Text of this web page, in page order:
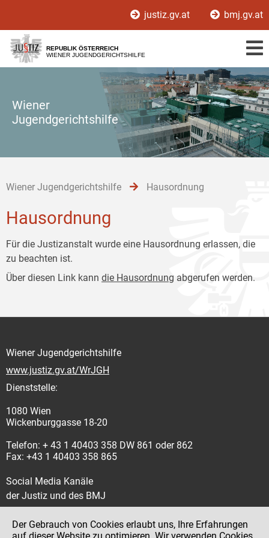
[1]
[2]
[3]
justiz.gv.at bmj.gv.at
REPUBLIK ÖSTERREICH
WIENER JUGENDGERICHTSHILFE
Wiener
Jugendgerichtshilfe
Wiener Jugendgerichtshilfe Hausordnung
Hausordnung
Für die Justizanstalt wurde eine Hausordnung erlassen, die
zu beachten ist.
Über diesen Link kann die Hausordnung abgerufen werden.
Wiener Jugendgerichtshilfe
www.justiz.gv.at/WrJGH
Dienststelle:
1080 Wien
Wickenburggasse 18-20
Telefon: + 43 1 40403 358 DW 861 oder 862
Fax: +43 1 40403 358 865
Social Media Kanäle
der Justiz und des BMJ
Der Gebrauch von Cookies erlaubt uns, Ihre Erfahrungen